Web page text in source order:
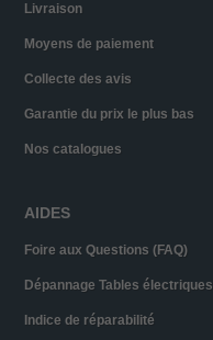
Livraison
Moyens de paiement
Collecte des avis
Garantie du prix le plus bas
Nos catalogues
AIDES
Foire aux Questions (FAQ)
Dépannage Tables électriques
Indice de réparabilité